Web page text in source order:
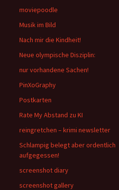
moviepoodle
Musik im Bild
Nach mir die Kindheit!
Neue olympische Disziplin:
nur vorhandene Sachen!
PinXoGraphy
Postkarten
Rate My Abstand zu KI
reingretchen – krimi newsletter
Schlampig belegt aber ordentlich
aufgegessen!
screenshot diary
screenshot gallery